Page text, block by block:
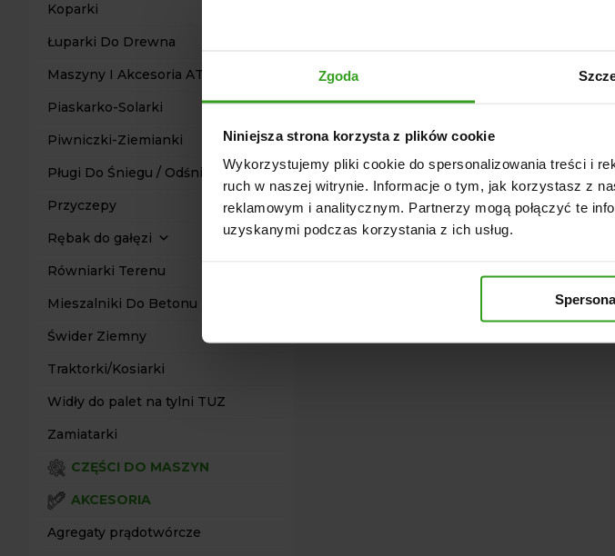
Zgoda
Niniejsza strona korzysta z plików cookie
Wykorzystujemy pliki cookie do spersonalizowania treści i
ruch w naszej witrynie. Informacje o tym, jak korzystasz z
reklamowym i analitycznym. Partnerzy mogą połączyć te
uzyskanymi podczas korzystania z ich usług.
Koparki
Łuparki Do Drewna
Maszyny I Akcesoria ATV Quad
Piaskarko-Solarki
Piwniczki-Ziemianki
Pługi Do Śniegu / Odśnieżarki
Przyczepy
Rębak do gałęzi
Równiarki Terenu
Mieszalniki Do Betonu
Świder Ziemny
Traktorki/Kosiarki
Widły do palet na tylni TUZ
Zamiatarki
CZĘŚCI DO MASZYN
AKCESORIA
Agregaty prądotwórcze
←Opryskiwacz sadowniczy - zdrowy sad.